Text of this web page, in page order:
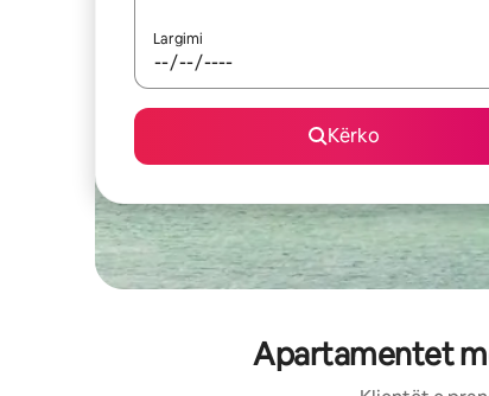
Largimi
Kërko
Apartamentet